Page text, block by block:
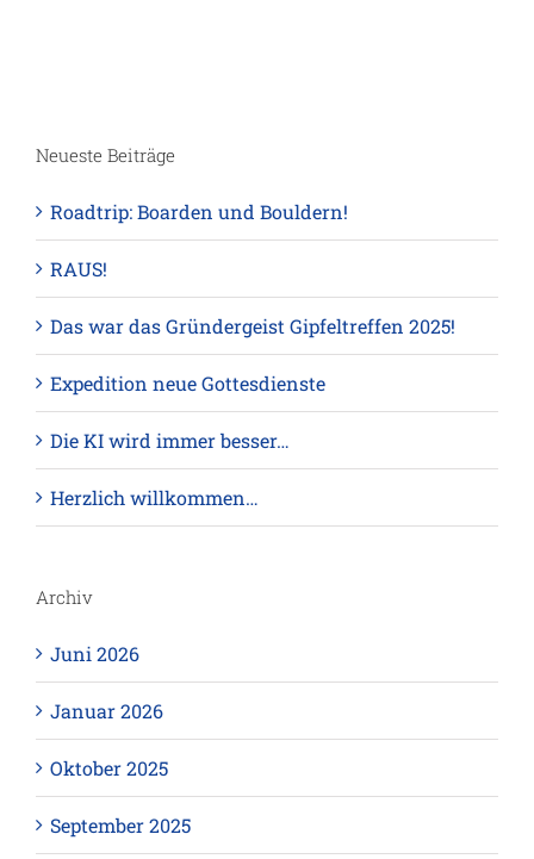
Neueste Beiträge
Roadtrip: Boarden und Bouldern!
RAUS!
Das war das Gründergeist Gipfeltreffen 2025!
Expedition neue Gottesdienste
Die KI wird immer besser…
Herzlich willkommen…
Archiv
Juni 2026
Januar 2026
Oktober 2025
September 2025